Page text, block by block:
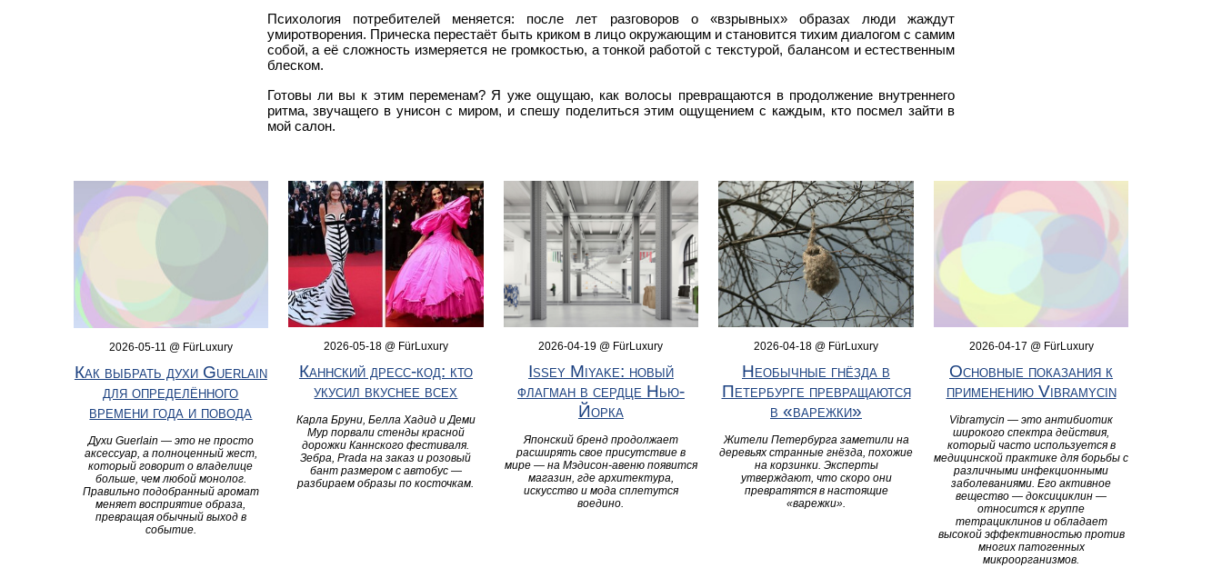
Психология потребителей меняется: после лет разговоров о «взрывных» образах люди жаждут
умиротворения. Прическа перестаёт быть криком в лицо окружающим и становится тихим диалогом с самим
собой, а её сложность измеряется не громкостью, а тонкой работой с текстурой, балансом и естественным
блеском.
Готовы ли вы к этим переменам? Я уже ощущаю, как волосы превращаются в продолжение внутреннего
ритма, звучащего в унисон с миром, и спешу поделиться этим ощущением с каждым, кто посмел зайти в
мой салон.
2026-05-11 @ FürLuxury
Как выбрать духи Guerlain
для определённого
времени года и повода
Духи Guerlain — это не просто
аксессуар, а полноценный жест,
который говорит о владелице
больше, чем любой монолог.
Правильно подобранный аромат
меняет восприятие образа,
превращая обычный выход в
событие.
2026-05-18 @ FürLuxury
Каннский дресс-код: кто
укусил вкуснее всех
Карла Бруни, Белла Хадид и Деми
Мур порвали стенды красной
дорожки Каннского фестиваля.
Зебра, Prada на заказ и розовый
бант размером с автобус —
разбираем образы по косточкам.
2026-04-19 @ FürLuxury
Issey Miyake: новый
флагман в сердце Нью-
Йорка
Японский бренд продолжает
расширять свое присутствие в
мире — на Мэдисон-авеню появится
магазин, где архитектура,
искусство и мода сплетутся
воедино.
2026-04-18 @ FürLuxury
Необычные гнёзда в
Петербурге превращаются
в «варежки»
Жители Петербурга заметили на
деревьях странные гнёзда, похожие
на корзинки. Эксперты
утверждают, что скоро они
превратятся в настоящие
«варежки».
2026-04-17 @ FürLuxury
Основные показания к
применению Vibramycin
Vibramycin — это антибиотик
широкого спектра действия,
который часто используется в
медицинской практике для борьбы с
различными инфекционными
заболеваниями. Его активное
вещество — доксициклин —
относится к группе
тетрациклинов и обладает
высокой эффективностью против
многих патогенных
микроорганизмов.